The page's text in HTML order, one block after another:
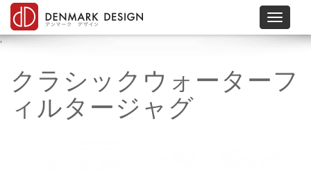
Toggle
'
クラシックウォーターフ
ィルタージャグ